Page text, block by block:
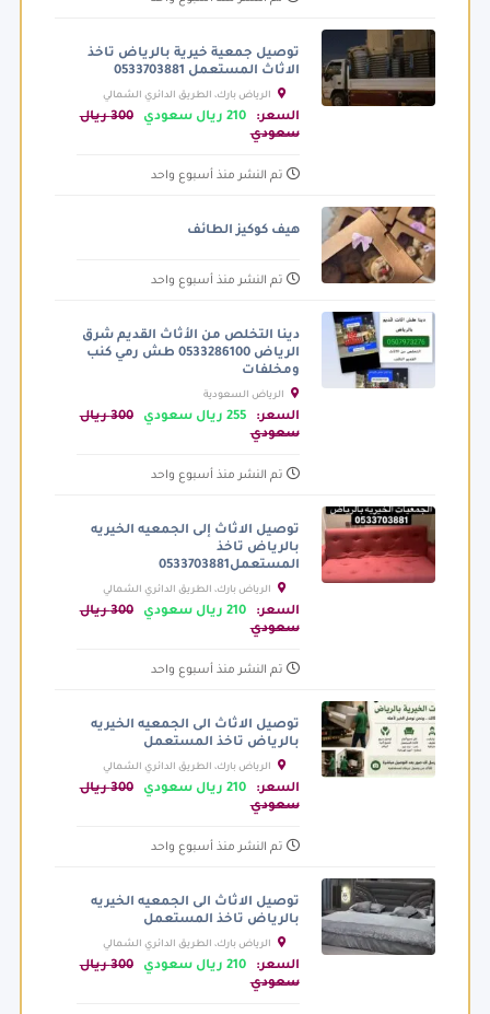
توصيل جمعية خيرية بالرياض تاخذ
الاثاث المستعمل 0533703881
الرياض بارك، الطريق الدائري الشمالي
الفرعي، الرياض السعودية
السعر: 210 ريال سعودي
300 ريال
سعودي
تم النشر منذ أسبوع واحد
هيف كوكيز الطائف
تم النشر منذ أسبوع واحد
دينا التخلص من الأثاث القديم شرق
الرياض 0533286100 طش رمي كنب
ومخلفات
السعر: 255 ريال سعودي
300 ريال
سعودي
تم النشر منذ أسبوع واحد
توصيل الاثاث إلى الجمعيه الخيريه
بالرياض تاخذ
المستعمل0533703881
الرياض بارك، الطريق الدائري الشمالي
الفرعي، الرياض السعودية
السعر: 210 ريال سعودي
300 ريال
سعودي
تم النشر منذ أسبوع واحد
توصيل الاثاث الى الجمعيه الخيريه
بالرياض تاخذ المستعمل
الرياض بارك، الطريق الدائري الشمالي
الفرعي، الرياض السعودية
السعر: 210 ريال سعودي
300 ريال
سعودي
تم النشر منذ أسبوع واحد
توصيل الاثاث الى الجمعيه الخيريه
بالرياض تاخذ المستعمل
الرياض بارك، الطريق الدائري الشمالي
الفرعي، الرياض السعودية
السعر: 210 ريال سعودي
300 ريال
سعودي